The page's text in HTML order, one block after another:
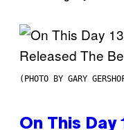
(PHOTO BY GARY
On This Day